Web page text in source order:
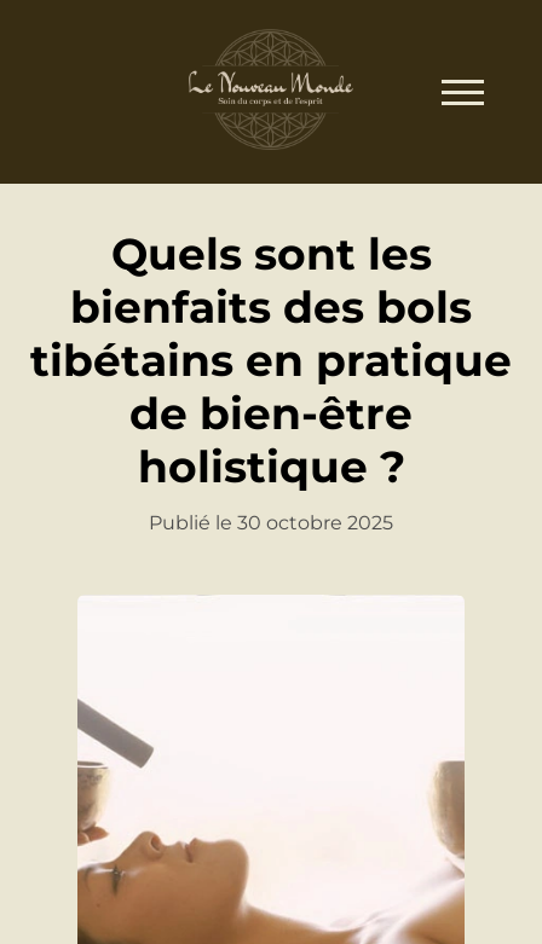
Quels sont les
bienfaits des bols
tibétains en pratique
de bien-être
holistique ?
Publié le 30 octobre 2025